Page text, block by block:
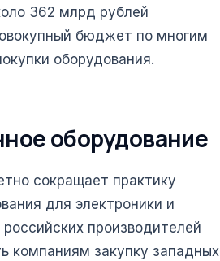
362 млрд рублей
бюджет по многим
оборудования.
оборудование
сокращает практику
для электроники и
производителей
компаниям закупку западных